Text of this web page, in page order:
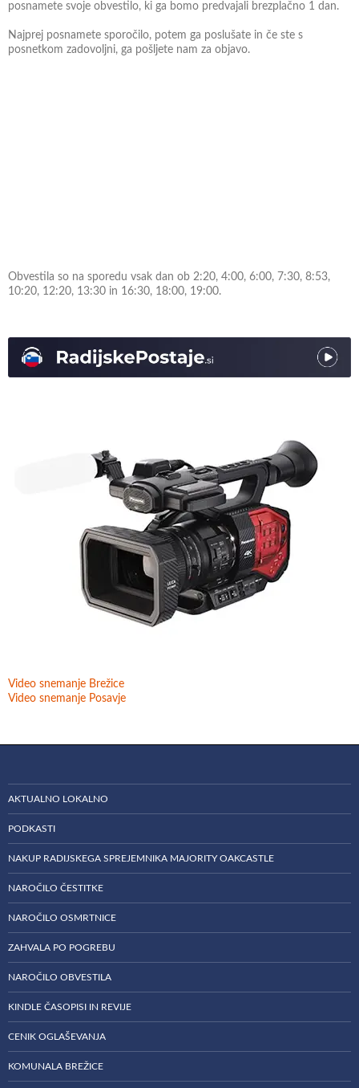
posnamete svoje obvestilo, ki ga bomo predvajali brezplačno 1 dan.
Najprej posnamete sporočilo, potem ga poslušate in če ste s
posnetkom zadovoljni, ga pošljete nam za objavo.
Obvestila so na sporedu vsak dan ob 2:20, 4:00, 6:00, 7:30, 8:53,
10:20, 12:20, 13:30 in 16:30, 18:00, 19:00.
Video snemanje Brežice
Video snemanje Posavje
AKTUALNO LOKALNO
PODKASTI
NAKUP RADIJSKEGA SPREJEMNIKA MAJORITY OAKCASTLE
NAROČILO ČESTITKE
NAROČILO OSMRTNICE
ZAHVALA PO POGREBU
NAROČILO OBVESTILA
KINDLE ČASOPISI IN REVIJE
CENIK OGLAŠEVANJA
KOMUNALA BREŽICE